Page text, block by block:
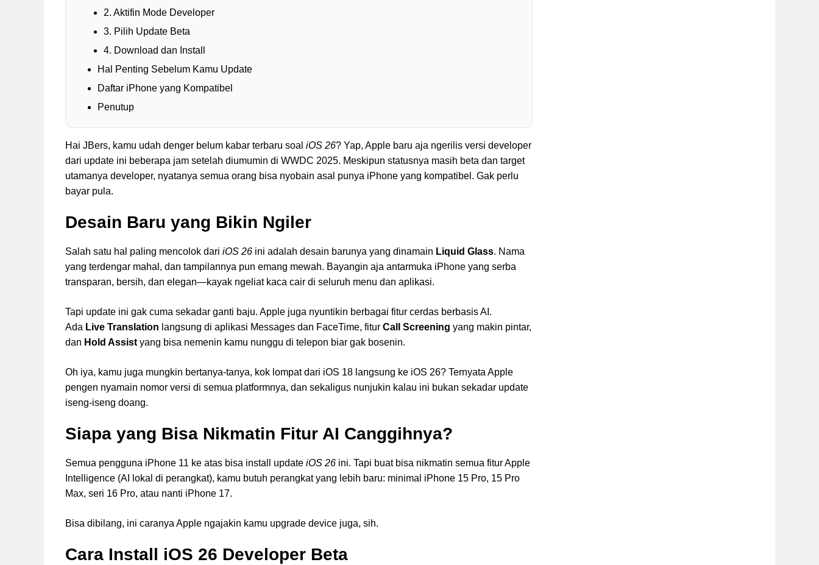
2. Aktifin Mode Developer
3. Pilih Update Beta
4. Download dan Install
Hal Penting Sebelum Kamu Update
Daftar iPhone yang Kompatibel
Penutup
Hai JBers, kamu udah denger belum kabar terbaru soal iOS 26? Yap, Apple baru aja ngerilis versi developer
dari update ini beberapa jam setelah diumumin di WWDC 2025. Meskipun statusnya masih beta dan target
utamanya developer, nyatanya semua orang bisa nyobain asal punya iPhone yang kompatibel. Gak perlu
bayar pula.
Desain Baru yang Bikin Ngiler
Salah satu hal paling mencolok dari iOS 26 ini adalah desain barunya yang dinamain Liquid Glass. Nama
yang terdengar mahal, dan tampilannya pun emang mewah. Bayangin aja antarmuka iPhone yang serba
transparan, bersih, dan elegan—kayak ngeliat kaca cair di seluruh menu dan aplikasi.
Tapi update ini gak cuma sekadar ganti baju. Apple juga nyuntikin berbagai fitur cerdas berbasis AI.
Ada Live Translation langsung di aplikasi Messages dan FaceTime, fitur Call Screening yang makin pintar,
dan Hold Assistyang bisa nemenin kamu nunggu di telepon biar gak bosenin.
Oh iya, kamu juga mungkin bertanya-tanya, kok lompat dari iOS 18 langsung ke iOS 26? Ternyata Apple
pengen nyamain nomor versi di semua platformnya, dan sekaligus nunjukin kalau ini bukan sekadar update
iseng-iseng doang.
Siapa yang Bisa Nikmatin Fitur AI Canggihnya?
Semua pengguna iPhone 11 ke atas bisa install update iOS 26 ini. Tapi buat bisa nikmatin semua fitur Apple
Intelligence (AI lokal di perangkat), kamu butuh perangkat yang lebih baru: minimal iPhone 15 Pro, 15 Pro
Max, seri 16 Pro, atau nanti iPhone 17.
Bisa dibilang, ini caranya Apple ngajakin kamu upgrade device juga, sih.
Cara Install iOS 26 Developer Beta